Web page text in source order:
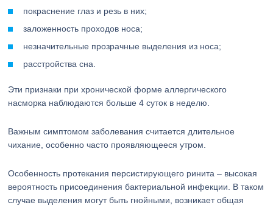
покраснение глаз и резь в них;
заложенность проходов носа;
незначительные прозрачные выделения из носа;
расстройства сна.
Эти признаки при хронической форме аллергического
насморка наблюдаются больше 4 суток в неделю.
Важным симптомом заболевания считается длительное
чихание, особенно часто проявляющееся утром.
Особенность протекания персистирующего ринита – высокая
вероятность присоединения бактериальной инфекции. В таком
случае выделения могут быть гнойными, возникает общая